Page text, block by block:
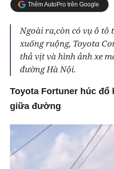
Thêm AutoPro trên Google
Ngoài ra,còn có vụ ô tô
xuống ruộng, Toyota
thả vịt và hình ảnh xe
đường Hà Nội.
Toyota Fortuner húc đổ
giữa đường